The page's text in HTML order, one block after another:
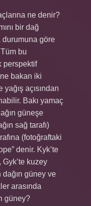
ne denir?
bir dağ
durumuna göre
Tüm bu
perspektif
bakan iki
açısından
Bakı yamaç
güneşe
sağ tarafı)
(fotoğraftaki
denir. Kyk’te
kuzey
güney ve
arasında
güney?